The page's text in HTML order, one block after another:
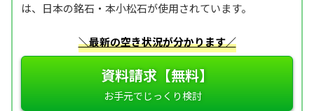
は、日本の銘石・本小松石が使用されています。
＼最新の空き状況が分かります／
資料請求【無料】